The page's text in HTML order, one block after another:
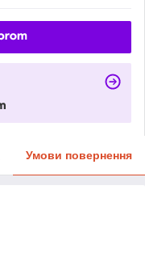
Умови повернення